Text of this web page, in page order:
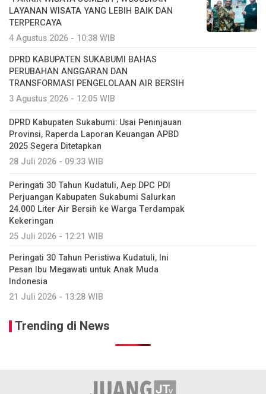
LAYANAN WISATA YANG LEBIH BAIK DAN
TERPERCAYA
4 Agustus 2026 - 10:38 WIB
DPRD KABUPATEN SUKABUMI BAHAS
PERUBAHAN ANGGARAN DAN
TRANSFORMASI PENGELOLAAN AIR BERSIH
3 Agustus 2026 - 12:05 WIB
DPRD Kabupaten Sukabumi: Usai Peninjauan
Provinsi, Raperda Laporan Keuangan APBD
2025 Segera Ditetapkan
28 Juli 2026 - 09:33 WIB
Peringati 30 Tahun Kudatuli, Aep DPC PDI
Perjuangan Kabupaten Sukabumi Salurkan
24.000 Liter Air Bersih ke Warga Terdampak
Kekeringan
25 Juli 2026 - 12:21 WIB
Peringati 30 Tahun Peristiwa Kudatuli, Ini
Pesan Ibu Megawati untuk Anak Muda
Indonesia
21 Juli 2026 - 13:28 WIB
Trending di News